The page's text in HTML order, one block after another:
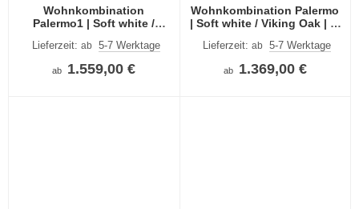
Wohnkombination
Palermo1 | Soft white /
Beleuchtung
Lieferzeit: ab 5-7 Werktage
ab 1.559,00 €
Wohnkombination Palermo
| Soft white / Viking Oak | 3-
Lieferzeit:ab 5-7 Werktage
ab 1.369,00 €